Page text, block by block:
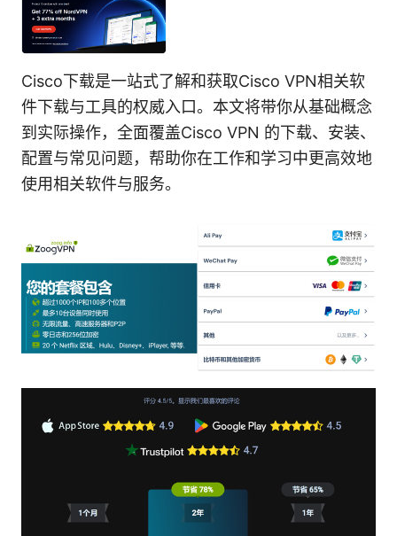
Cisco下载是一站式了解和获取Cisco VPN相关软
件下载与工具的权威入口。本文将带你从基础概念
到实际操作，全面覆盖Cisco VPN 的下载、安装、
配置与常见问题，帮助你在工作和学习中更高效地
使用相关软件与服务。